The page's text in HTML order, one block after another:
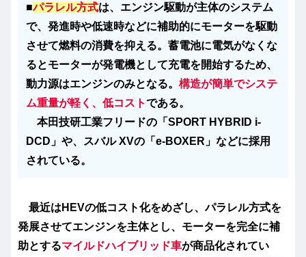
■パラレル方式は、エンジン駆動が主体のシステム
で、発進時や低速時などに補助的にモーターを駆動
させて燃料の消費を抑える。蓄電池に電気がなくな
るとモーターが発電機として充電を開始するため、
動力源はエンジンのみとなる。 構造が簡単でシステ
ム重量が軽く、低コストである。
本田技研工業フリードの「SPORT HYBRID i-
DCD」や、スバル XVの「e-BOXER」などに採用
されている。
最近はHEVの低コスト化をめざし、パラレル方式を
発展させてエンジンを主体とし、モーターを完全に補
助とするマイルドハイブリッド車が商品化されてい